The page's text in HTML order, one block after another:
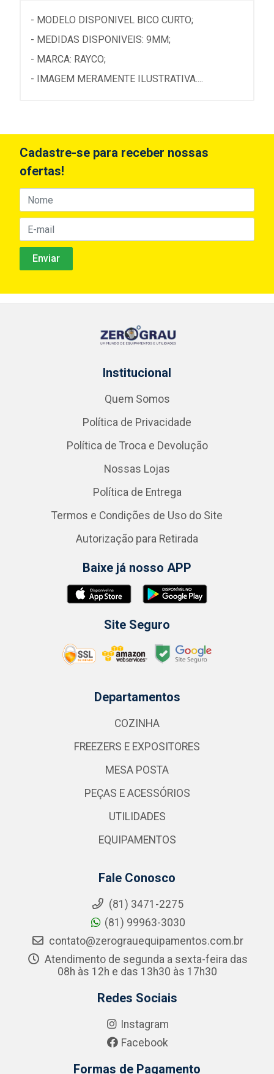
- MODELO DISPONIVEL BICO CURTO;
- MEDIDAS DISPONIVEIS: 9MM;
- MARCA: RAYCO;
- IMAGEM MERAMENTE ILUSTRATIVA....
Cadastre-se para receber nossas
ofertas!
Institucional
Quem Somos
Política de Privacidade
Política de Troca e Devolução
Nossas Lojas
Política de Entrega
Termos e Condições de Uso do Site
Autorização para Retirada
Baixe já nosso APP
Site Seguro
Departamentos
COZINHA
FREEZERS E EXPOSITORES
MESA POSTA
PEÇAS E ACESSÓRIOS
UTILIDADES
EQUIPAMENTOS
Fale Conosco
(81) 3471-2275
(81) 99963-3030
contato@zerograuequipamentos.com.br
Atendimento de segunda a sexta-feira das
08h às 12h e das 13h30 às 17h30
Redes Sociais
Instagram
Facebook
Formas de Pagamento